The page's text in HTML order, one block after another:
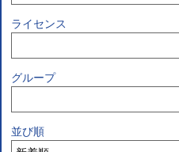
ライセンス
グループ
並び順